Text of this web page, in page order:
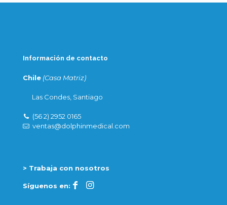
Información de contacto
Chile (Casa Matriz)
Las Condes, Santiago
(56 2) 2952 0165
ventas@dolphinmedical.com
> Trabaja con nosotros
Síguenos en: